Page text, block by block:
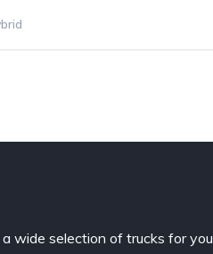
wide selection of trucks for